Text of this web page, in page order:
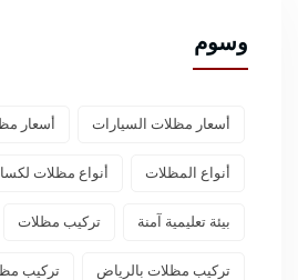
وسوم
أسعار مظلات السيارات أسعار
أنواع المظلات أنواع مظلات
بيئة تعليمية آمنة تركيب مظلات
تركيب مظلات بالرياض تركيب